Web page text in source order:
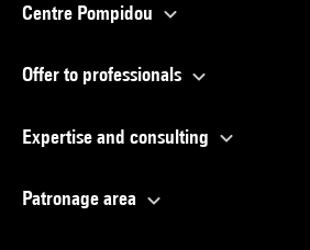
Centre Pompidou
Offer to professionals
Expertise and consulting
Patronage area